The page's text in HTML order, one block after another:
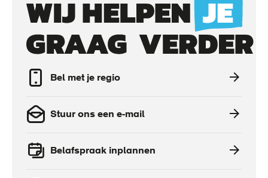
Call
to
actions
Bel met je regio
Stuur ons een e-mail
Belafspraak inplannen